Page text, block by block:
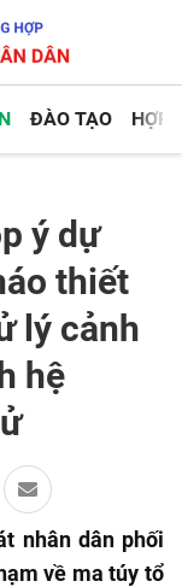
ĐÀO TẠO HỢP
ý dự
thiết
lý cảnh
hệ
nhân dân phối
về ma túy tổ